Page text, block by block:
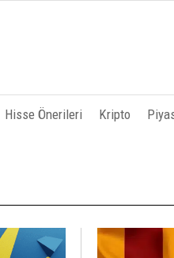
Hisse Önerileri Kripto